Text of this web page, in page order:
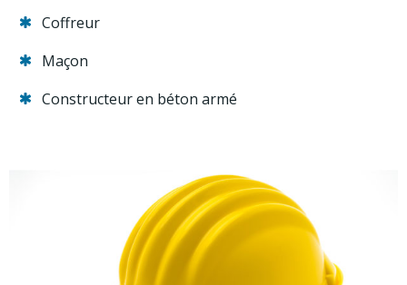
Coffreur
Maçon
Constructeur en béton armé